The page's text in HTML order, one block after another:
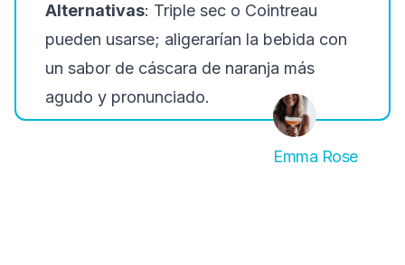
Alternativas: Triple sec o Cointreau
pueden usarse; aligerarían la bebida con
un sabor de cáscara de naranja más
agudo y pronunciado.
Emma Rose